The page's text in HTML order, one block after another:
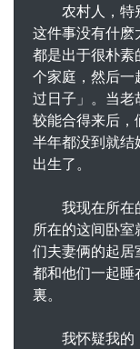
农村人，特别
这件事没有什麽
都是出于很朴
个家庭，然后一
过日子」。当老
较能合得来后，
半年都没到就结
出生了。
我现在所在的
所在的这间卧室
们夫妻俩的起居
都和他们一起睡
裏。
我怀疑我的「